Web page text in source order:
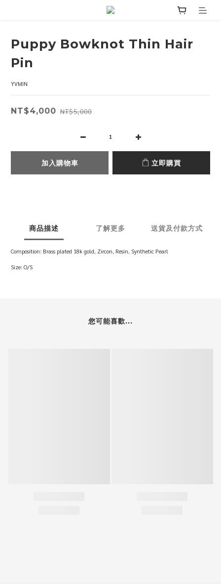
Puppy Bowknot Thin Hair
Pin
YVMIN
NT$4,000 NT$5,000
加入購物車 立即購買
商品描述 了解更多 送貨及付款方式
Composition: Brass plated 18k gold, Zircon, Resin, Synthetic Pearl
Size: O/S
您可能喜歡...